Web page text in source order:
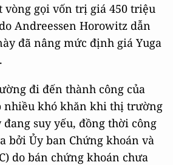
vòng gọi vốn trị giá 450 triệu
Andreessen Horowitz dẫn
đã nâng mức định giá Yuga
đi đến thành công của
nhiều khó khăn khi thị trường
suy yếu, đồng thời công
bởi Ủy ban Chứng khoán và
do bán chứng khoán chưa